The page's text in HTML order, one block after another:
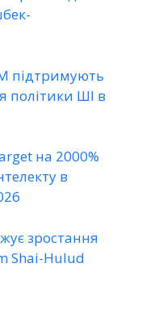
підтримують
політики ШІ в
на 2000%
в
зростання
Shai-Hulud